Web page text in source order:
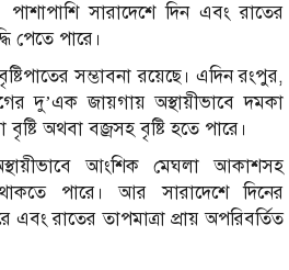
সারাদেশে দিন এবং রাতের
পেতে পারে।
সম্ভাবনা রয়েছে। এদিন রংপুর,
দু’এক জায়গায় অস্থায়ীভাবে দমকা
অথবা বজ্রসহ বৃষ্টি হতে পারে।
আংশিক মেঘলা আকাশসহ
পারে। আর সারাদেশে দিনের
এবং রাতের তাপমাত্রা প্রায় অপরিবর্তিত